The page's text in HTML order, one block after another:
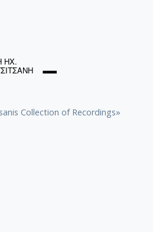
Collection of Recordings»